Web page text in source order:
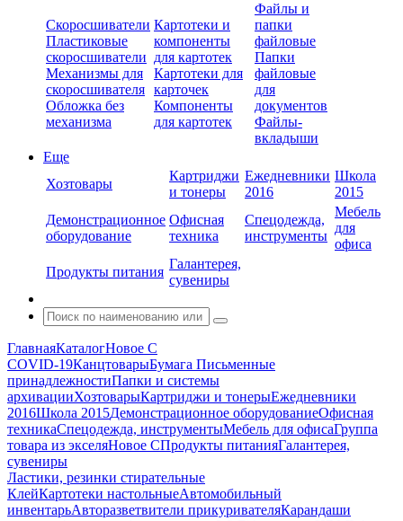
Скоросшиватели
Пластиковые
скоросшиватели
Механизмы для
скоросшивателя
Обложка без
механизма
Картотеки и
компоненты
для картотек
Картотеки для
карточек
Компоненты
для картотек
Файлы и
папки
файловые
Папки
файловые
для
документов
Файлы-
вкладыши
Еще
Хозтовары
Картриджи
и тонеры
Ежедневники
2016
Школа
2015
Демонстрационное
оборудование
Офисная
техника
Спецодежда,
инструменты
Мебель
для
офиса
Продукты питания
Галантерея,
сувениры
ГлавнаяКаталогНовое С
COVID-19КанцтоварыБумага Письменные
принадлежностиПапки и системы
архивацииХозтоварыКартриджи и тонерыЕжедневники
2016Школа 2015Демонстрационное оборудованиеОфисная
техникаСпецодежда, инструментыМебель для офисаГруппа
товара из экселяНовое СПродукты питанияГалантерея,
сувениры
Ластики, резинки стирательные
КлейКартотеки настольныеАвтомобильный
инвентарьАвторазветвители прикуривателяКарандаши